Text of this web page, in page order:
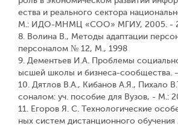
ества и реального сектора
М.: ИДО-МНМЦ «СОО» МГИУ, 2005. -
8. Волина В., Методы адаптации
персоналом № 12, М., 1998
9. Дементьев И.А. Проблемы
ысшей школы и бизнеса-сообщества.
10. Дятлов В.А., Кибанов А.Я., Пихало
соналом: уч. пособие для Вузов, - М.:
11. Егоров Я. С. Технологические
ных систем дистанционного